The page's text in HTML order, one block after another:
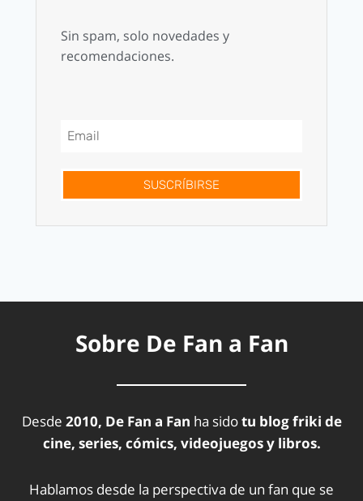
Sin spam, solo novedades y
recomendaciones.
SUSCRÍBIRSE
Sobre De Fan a Fan
Desde 2010, De Fan a Fan ha sidotu blog friki de
cine, series, cómics, videojuegos y libros.
Hablamos desde la perspectiva de un fan que se